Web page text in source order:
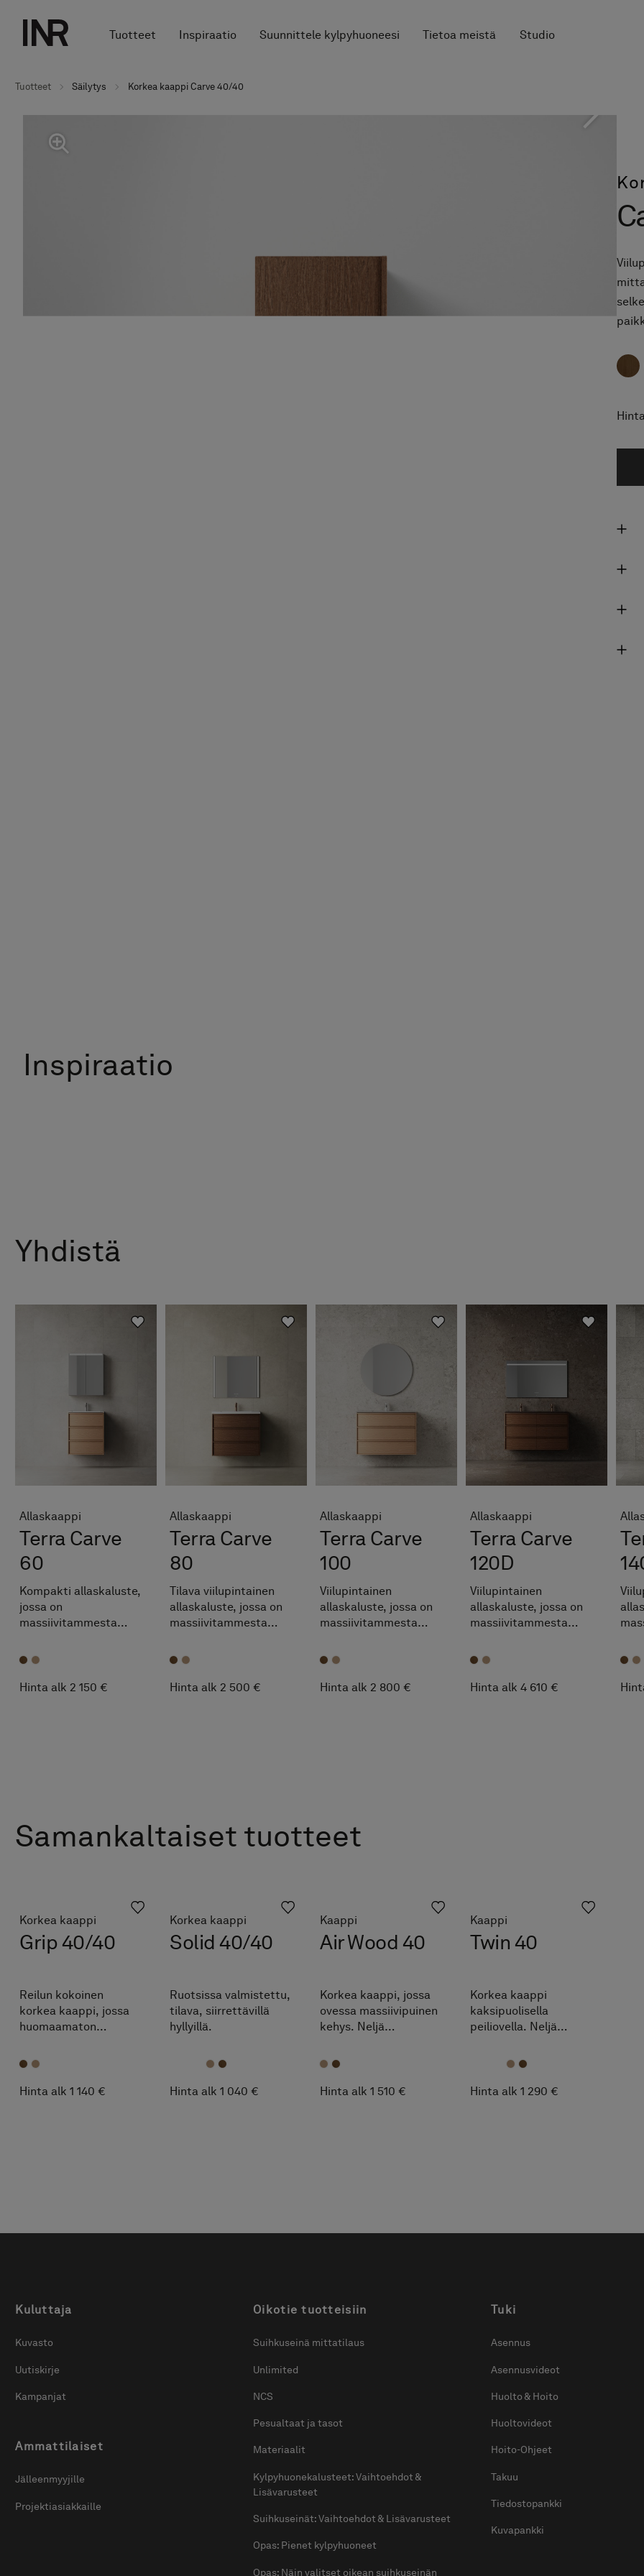
Tuotteet Inspiraatio Suunnittele kylpyhuoneesi Tietoa meistä Studio
Tuotteet Säilytys Korkea kaappi Carve 40/40
Inspiraatio
Yhdistä
Allaskaappi
Terra Carve
60
Kompakti allaskaluste,
jossa on
massiivitammesta
Elävä viilu tuo lämpöä
Hinta alk 2 150 €
Allaskaappi
Terra Carve
80
Tilava viilupintainen
allaskaluste, jossa on
massiivitammesta
Lämmin, ilmeikäs ja
Hinta alk 2 500 €
Allaskaappi
Terra Carve
100
Viilupintainen
allaskaluste, jossa on
massiivitammesta
Tilava, lämmin ja
ilmeeltään.
Hinta alk 2 800 €
Allaskaappi
Terra Carve
120D
Viilupintainen
allaskaluste, jossa on
massiivitammesta
ja kaksi pesuallasta.
Hinta alk 4 610 €
ja
Samankaltaiset tuotteet
Korkea kaappi
Grip 40/40
Reilun kokoinen
korkea kaappi, jossa
huomaamaton
puolivälissä. Yhtä
maksimoi säilytystilan
Hinta alk 1 140 €
Korkea kaappi
Solid 40/40
Ruotsissa valmistettu,
tilava, siirrettävillä
hyllyillä.
Hinta alk 1 040 €
Kaappi
Air Wood 40
Korkea kaappi, jossa
ovessa massiivipuinen
kehys. Neljä
Top Extreme™.
Hinta alk 1 510 €
Kaappi
Twin 40
Korkea kaappi
kaksipuolisella
peiliovella. Neljä
Top Extreme™.
Hinta alk 1 290 €
Kuluttaja
Kuvasto
Uutiskirje
Kampanjat
Ammattilaiset
Jälleenmyyjille
Projektiasiakkaille
Oikotie tuotteisiin
Suihkuseinä mittatilaus
Unlimited
NCS
Pesualtaat ja tasot
Materiaalit
Kylpyhuonekalusteet: Vaihtoehdot &
Lisävarusteet
Suihkuseinät: Vaihtoehdot & Lisävarusteet
Opas: Pienet kylpyhuoneet
Opas: Näin valitset oikean suihkuseinän
Tuki
Asennus
Asennusvideot
Huolto & Hoito
Huoltovideot
Hoito-Ohjeet
Takuu
Tiedostopankki
Kuvapankki